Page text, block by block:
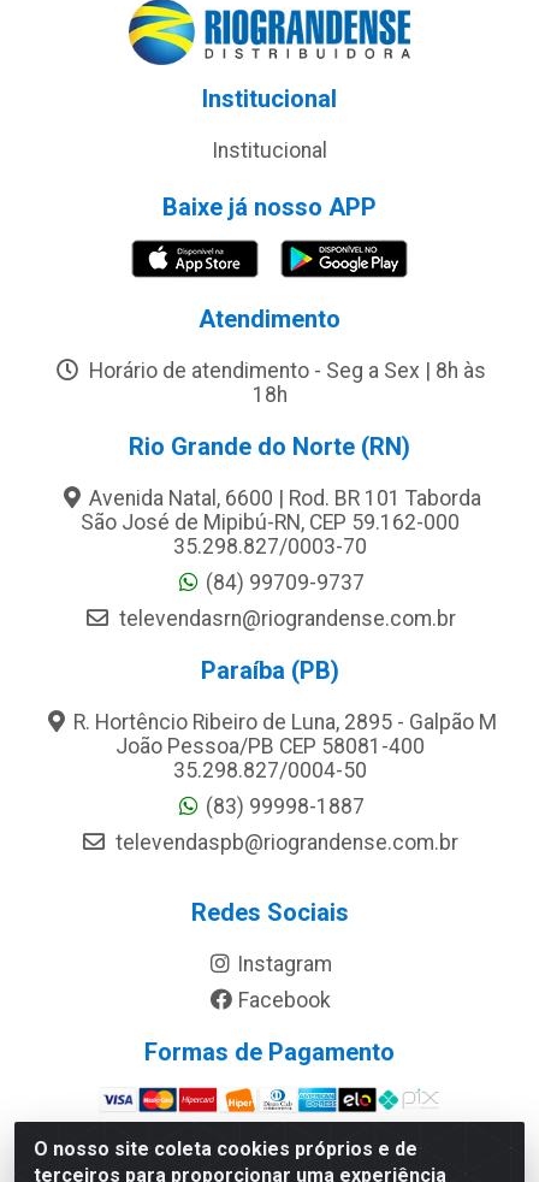
O nosso site coleta cookies próprios e de
terceiros para proporcionar uma experiência
Institucional
Institucional
Baixe já nosso APP
Atendimento
Horário de atendimento - Seg a Sex | 8h às
18h
Rio Grande do Norte (RN)
Avenida Natal, 6600 | Rod. BR 101 Taborda
São José de Mipibú-RN, CEP 59.162-000
35.298.827/0003-70
(84) 99709-9737
televendasrn@riograndense.com.br
Paraíba (PB)
R. Hortêncio Ribeiro de Luna, 2895 - Galpão M
João Pessoa/PB CEP 58081-400
35.298.827/0004-50
(83) 99998-1887
televendaspb@riograndense.com.br
Redes Sociais
Instagram
Facebook
Formas de Pagamento
Site Seguro